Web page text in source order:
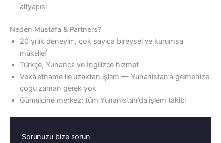
altyapısı
Neden Mustafa & Partners?
20 yıllık deneyim, çok sayıda bireysel ve kurumsal
mükellef
Türkçe, Yunanca ve İngilizce hizmet
Vekâletname ile uzaktan işlem — Yunanistan’a gelmenize
çoğu zaman gerek yok
Gümülcine merkez; tüm Yunanistan’da işlem takibi
Sorunuzu bize sorun